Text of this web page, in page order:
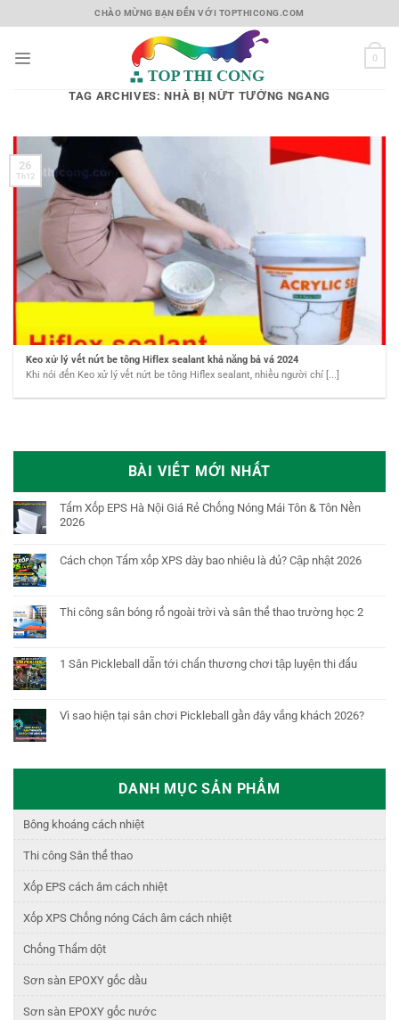
to
CHÀO MỪNG BẠN ĐẾN VỚI TOPTHICONG.COM
0
TAG ARCHIVES:NHÀ BỊ NỨT TƯỜNG NGANG
BÀI VIẾT MỚI NHẤT
Tấm Xốp EPS Hà Nội Giá Rẻ Chống Nóng Mái Tôn & Tôn Nền
2026
Cách chọn Tấm xốp XPS dày bao nhiêu là đủ? Cập nhật 2026
Thi công sân bóng rổ ngoài trời và sân thể thao trường học 2
1 Sân Pickleball dẫn tới chấn thương chơi tập luyện thi đấu
Vì sao hiện tại sân chơi Pickleball gần đây vắng khách 2026?
DANH MỤC SẢN PHẨM
Bông khoáng cách nhiệt
Thi công Sân thể thao
Xốp EPS cách âm cách nhiệt
Xốp XPS Chống nóng Cách âm cách nhiệt
Chống Thấm dột
Sơn sàn EPOXY gốc dầu
Sơn sàn EPOXY gốc nước
Keo xử lý vết nứt be tông Hiflex sealant khả năng bả vá 2024
Khi nói đến Keo xử lý vết nứt be tông Hiflex sealant, nhiều người chỉ [...]
26
Th12